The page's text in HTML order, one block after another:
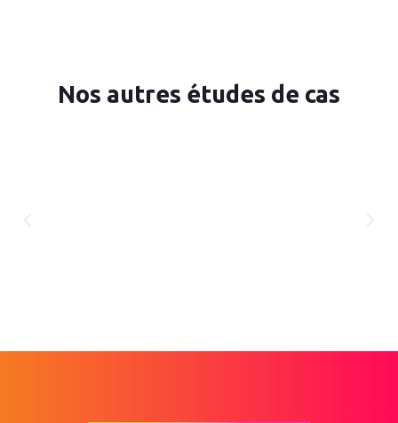
Nos autres études de cas